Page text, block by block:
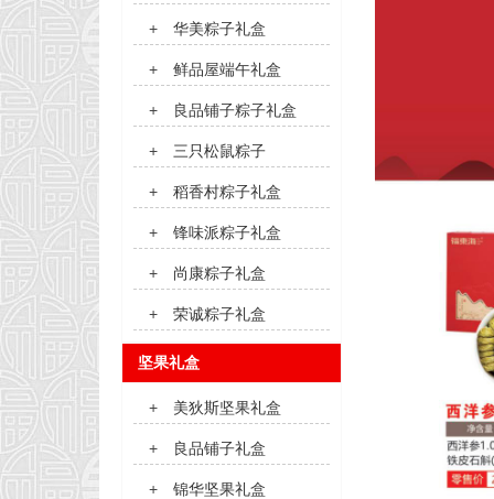
+ 华美粽子礼盒
+ 鲜品屋端午礼盒
+ 良品铺子粽子礼盒
+ 三只松鼠粽子
+ 稻香村粽子礼盒
+ 锋味派粽子礼盒
+ 尚康粽子礼盒
+ 荣诚粽子礼盒
坚果礼盒
+ 美狄斯坚果礼盒
+ 良品铺子礼盒
+ 锦华坚果礼盒